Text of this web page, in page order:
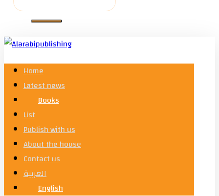
Home
Latest news
Books
List
Publish with us
About the house
Contact us
العربية
English